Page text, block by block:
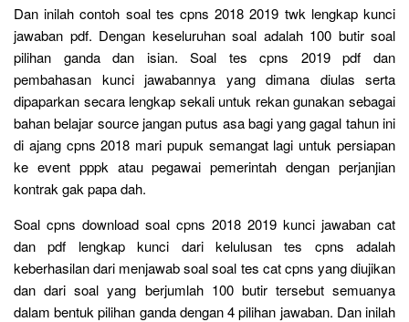
Dan inilah contoh soal tes cpns 2018 2019 twk lengkap kunci
jawaban pdf. Dengan keseluruhan soal adalah 100 butir soal
pilihan ganda dan isian. Soal tes cpns 2019 pdf dan
pembahasan kunci jawabannya yang dimana diulas serta
dipaparkan secara lengkap sekali untuk rekan gunakan sebagai
bahan belajar source jangan putus asa bagi yang gagal tahun ini
di ajang cpns 2018 mari pupuk semangat lagi untuk persiapan
ke event pppk atau pegawai pemerintah dengan perjanjian
kontrak gak papa dah.
Soal cpns download soal cpns 2018 2019 kunci jawaban cat
dan pdf lengkap kunci dari kelulusan tes cpns adalah
keberhasilan dari menjawab soal soal tes cat cpns yang diujikan
dan dari soal yang berjumlah 100 butir tersebut semuanya
dalam bentuk pilihan ganda dengan 4 pilihan jawaban. Dan inilah